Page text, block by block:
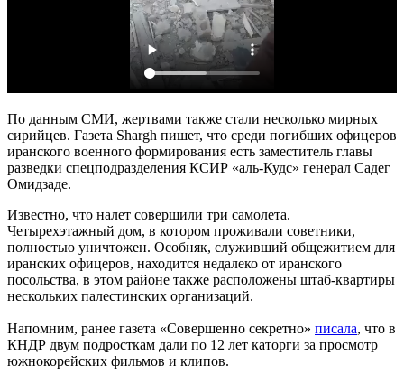
По данным СМИ, жертвами также стали несколько мирных
сирийцев. Газета Shargh пишет, что среди погибших офицеров
иранского военного формирования есть заместитель главы
разведки спецподразделения КСИР «аль-Кудс» генерал Садег
Омидзаде.
Известно, что налет совершили три самолета.
Четырехэтажный дом, в котором проживали советники,
полностью уничтожен. Особняк, служивший общежитием для
иранских офицеров, находится недалеко от иранского
посольства, в этом районе также расположены штаб-квартиры
нескольких палестинских организаций.
Напомним, ранее газета «Совершенно секретно» писала, что в
КНДР двум подросткам дали по 12 лет каторги за просмотр
южнокорейских фильмов и клипов.